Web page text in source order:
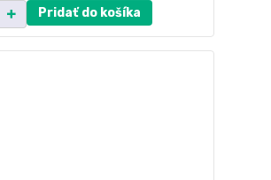
Pridať do košíka